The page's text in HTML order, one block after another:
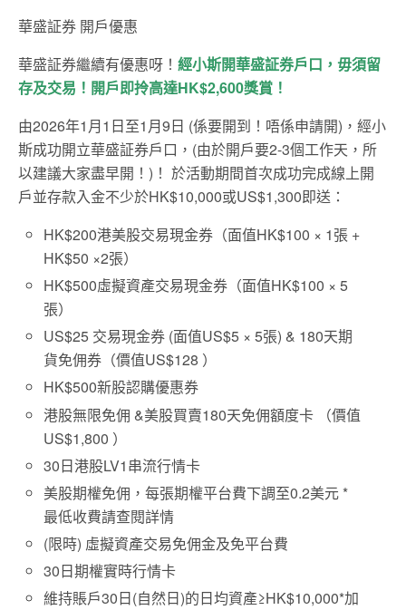
華盛証券 開戶優惠
華盛証券繼續有優惠呀！ 經小斯開華盛証券戶口，毋須留
存及交易！開戶即拎高達HK$2,600獎賞！
由2026年1月1日至1月9日 (係要開到！唔係申請開)，經小
斯成功開立華盛証券戶口，(由於開戶要2-3個工作天，所
以建議大家盡早開！)！ 於活動期間首次成功完成線上開
戶並存款入金不少於HK$10,000或US$1,300即送：
HK$200港美股交易現金券（面值HK$100 × 1張 +
HK$50 ×2張）
HK$500虛擬資產交易現金券（面值HK$100 × 5
張）
US$25 交易現金券 (面值US$5 × 5張) & 180天期
貨免佣券（價值US$128 ）
HK$500新股認購優惠券
港股無限免佣 &美股買賣180天免佣額度卡 （價值
US$1,800 ）
30日港股LV1串流行情卡
美股期權免佣，每張期權平台費下調至0.2美元 *
最低收費請查閱詳情
(限時) 虛擬資產交易免佣金及免平台費
30日期權實時行情卡
維持賬戶30日(自然日)的日均資產≥HK$10,000*加